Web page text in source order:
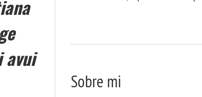
avui
Sobre mi